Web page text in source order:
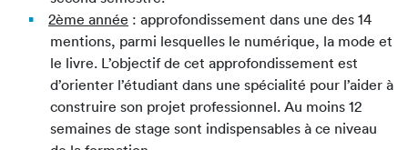
2ème année : approfondissement dans une des 14
mentions, parmi lesquelles le numérique, la mode et
le livre. L’objectif de cet approfondissement est
d’orienter l’étudiant dans une spécialité pour l’aider à
construire son projet professionnel. Au moins 12
semaines de stage sont indispensables à ce niveau